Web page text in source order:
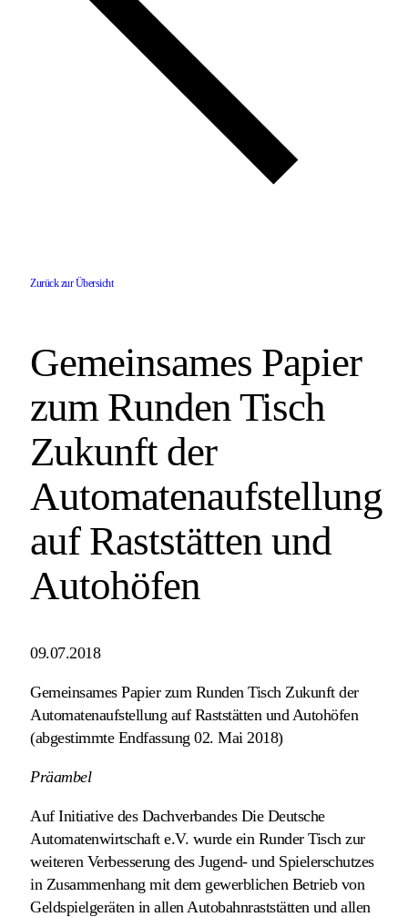
Zurück zur Übersicht
Gemeinsames Papier
zum Runden Tisch
Zukunft der
Automatenaufstellung
auf Raststätten und
Autohöfen
09.07.2018
Gemeinsames Papier zum Runden Tisch Zukunft der
Automatenaufstellung auf Raststätten und Autohöfen
(abgestimmte Endfassung 02. Mai 2018)
Präambel
Auf Initiative des Dachverbandes Die Deutsche
Automatenwirtschaft e.V. wurde ein Runder Tisch zur
weiteren Verbesserung des Jugend- und Spielerschutzes
in Zusammenhang mit dem gewerblichen Betrieb von
Geldspielgeräten in allen Autobahnraststätten und allen